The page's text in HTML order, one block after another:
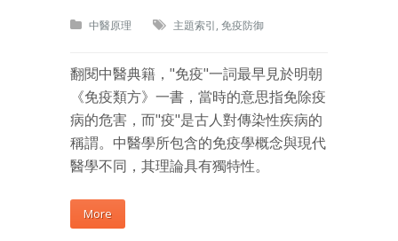
中醫原理 主題索引, 免疫防御
翻閱中醫典籍，"免疫"一詞最早見於明朝
《免疫類方》一書，當時的意思指免除疫
病的危害，而"疫"是古人對傳染性疾病的
稱謂。中醫學所包含的免疫學概念與現代
醫學不同，其理論具有獨特性。
More